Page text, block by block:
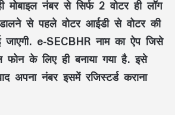
मोबाइल नंबर से सिर्फ 2 वोटर ही लॉग
से पहले वोटर आईडी से वोटर की
जाएगी. e-SECBHR नाम का ऐप जिसे
फोन के लिए ही बनाया गया है. इसे
अपना नंबर इसमें रजिस्टर्ड कराना